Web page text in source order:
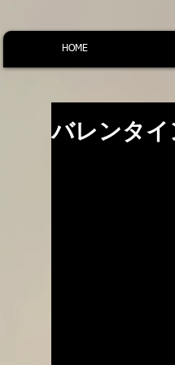
HOME
バレンタイ